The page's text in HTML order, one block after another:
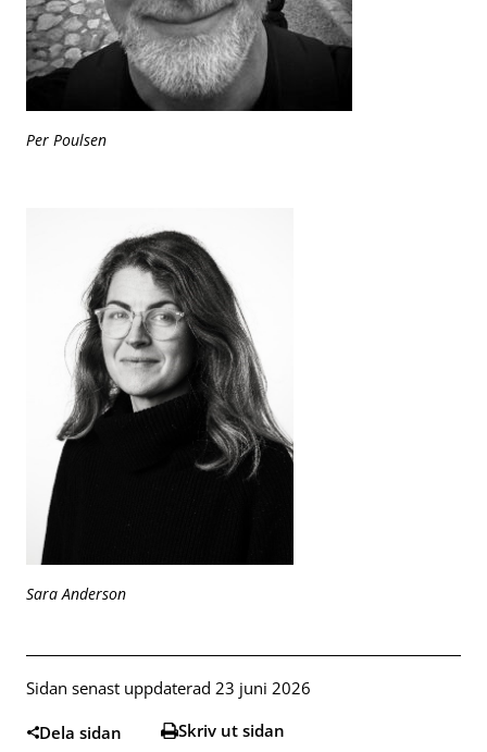
Per Poulsen
Sara Anderson
Sidan senast uppdaterad 23 juni 2026
Dela sidan Skriv ut sidan